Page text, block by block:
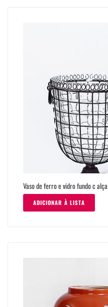
Vaso de ferro e vidro fundo c alça
ADICIONAR À LISTA